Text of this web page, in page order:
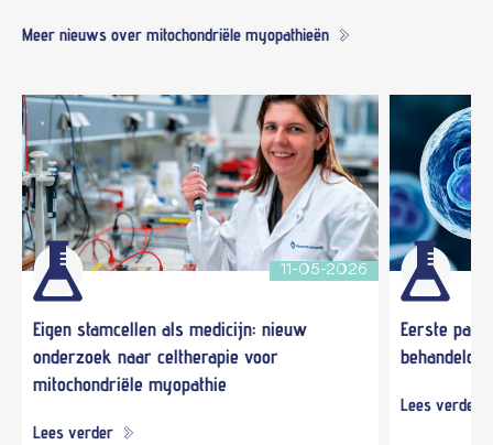
Meer nieuws over mitochondriële myopathieën
11-05-2026
Eigen stamcellen als medicijn: nieuw
onderzoek naar celtherapie voor
mitochondriële myopathie
Lees verder
Eerste
behandeld
Lees verder